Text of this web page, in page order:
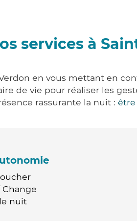
services à
en vous mettant en
de vie pour réaliser les
rassurante la nuit :
nuit